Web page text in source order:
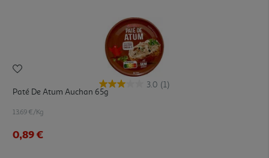
3.0 (1)
Paté De Atum Auchan 65g
13.69 €/Kg
0,89 €